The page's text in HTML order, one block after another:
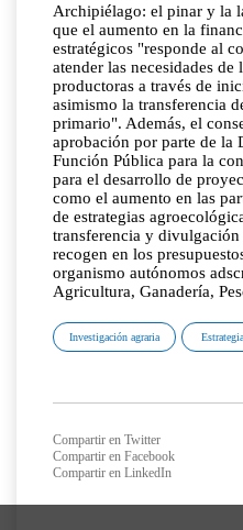
Archipiélago: el pinar y la
que el aumento en la
estratégicos "responde al
atender las necesidades
productoras a través de
asimismo la transferencia
primario". Además, el
aprobación por parte de la
Función Pública para la
para el desarrollo de
como el aumento en las
de estrategias
transferencia y
recogen en los
organismo autónomos
Agricultura, Ganadería,
Investigación agraria
Compartir en Twitter
Compartir en Facebook
Compartir en LinkedIn